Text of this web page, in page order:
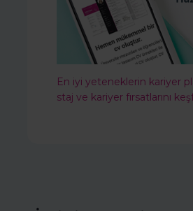
En iyi yeteneklerin kariyer
staj ve kariyer fırsatlarını